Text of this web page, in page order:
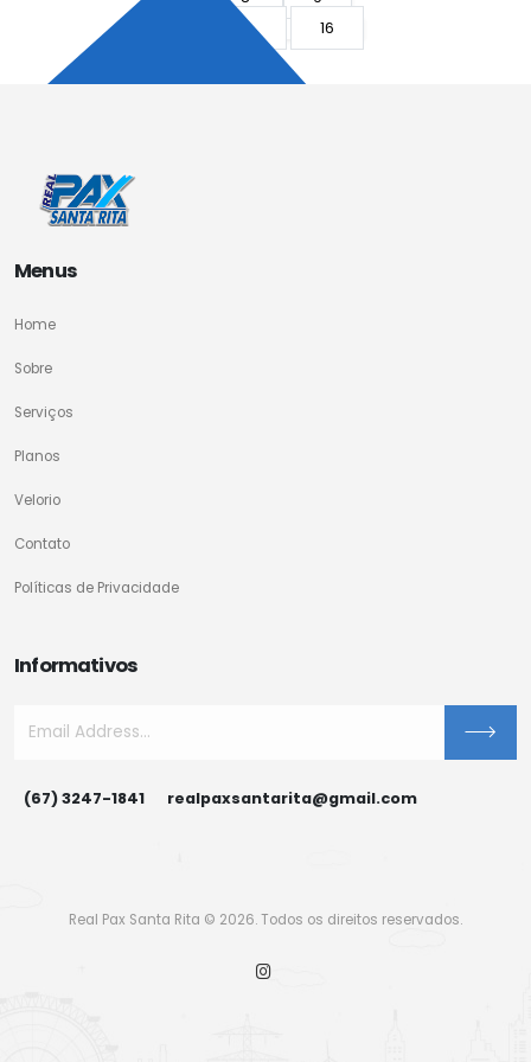
...
16
Menus
Home
Sobre
Serviços
Planos
Velorio
Contato
Políticas de Privacidade
Informativos
(67) 3247-1841 realpaxsantarita@gmail.com
Real Pax Santa Rita © 2026. Todos os direitos reservados.